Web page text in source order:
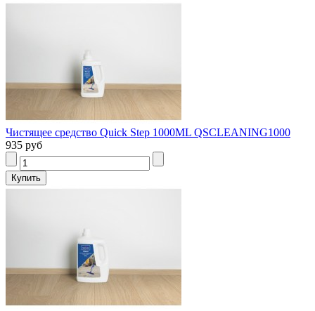
Чистящее средство Quick Step 1000ML QSCLEANING1000
935 руб